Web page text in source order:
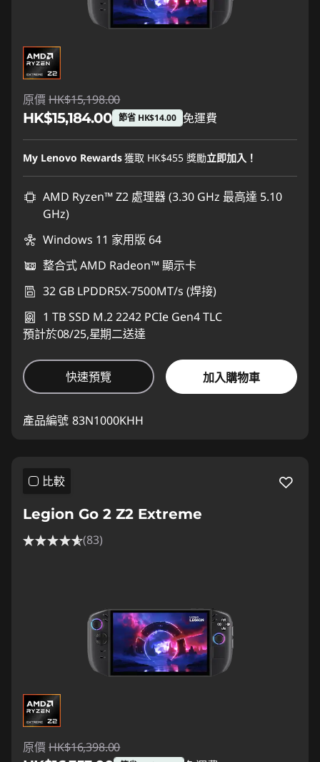
原價 HK$15,198.00
HK$15,184.00 節省 HK$14.00
免運費
即省 :-HK$14.00
My Lenovo Rewards獲取 HK$455 獎勵立即加入！
AMD Ryzen™ Z2 處理器 (3.30 GHz 最高達 5.10
GHz)
Windows 11 家用版 64
整合式 AMD Radeon™ 顯示卡
32 GB LPDDR5X-7500MT/s (焊接)
1 TB SSD M.2 2242 PCIe Gen4 TLC
預計於08/25,星期二送達
快速預覽 加入購物車
產品編號 83N1000KHH
比較
Legion Go 2 Z2 Extreme
(83)
原價 HK$16,398.00